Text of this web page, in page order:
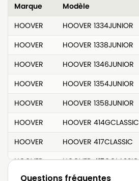
Marque
Modèle
HOOVER
HOOVER 1334JUNIOR
HOOVER
HOOVER 1338JUNIOR
HOOVER
HOOVER 1346JUNIOR
HOOVER
HOOVER 1354JUNIOR
HOOVER
HOOVER 1358JUNIOR
HOOVER
HOOVER 414GCLASSIC
HOOVER
HOOVER 417CLASSIC
HOOVER
HOOVER 417GCLASSIC
Questions fréquentes